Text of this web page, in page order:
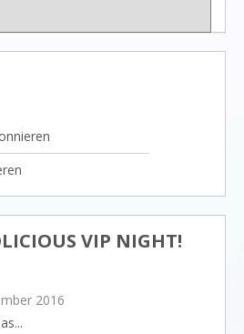
VIP NIGHT!
2016